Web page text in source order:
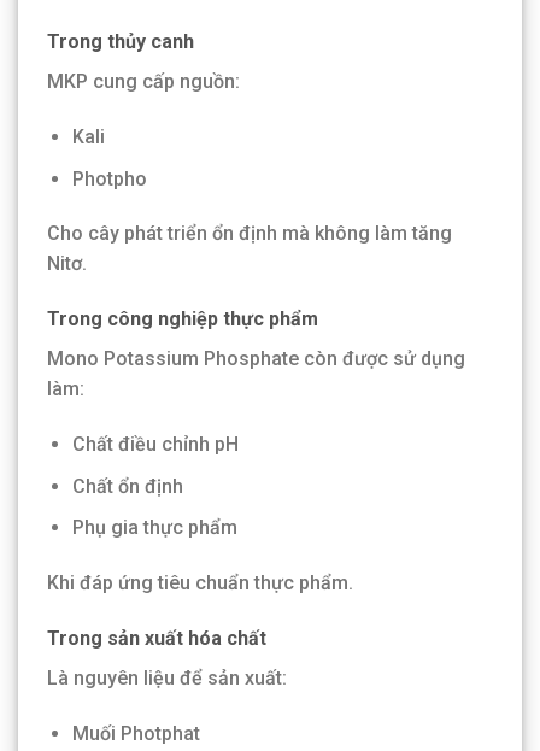
Trong thủy canh
MKP cung cấp nguồn:
Kali
Photpho
Cho cây phát triển ổn định mà không làm tăng
Nitơ.
Trong công nghiệp thực phẩm
Mono Potassium Phosphate còn được sử dụng
làm:
Chất điều chỉnh pH
Chất ổn định
Phụ gia thực phẩm
Khi đáp ứng tiêu chuẩn thực phẩm.
Trong sản xuất hóa chất
Là nguyên liệu để sản xuất:
Muối Photphat